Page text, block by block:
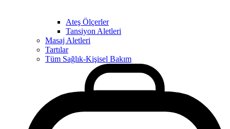
Ateş Ölçerler
Tansiyon Aletleri
Masaj Aletleri
Tartılar
Tüm Sağlık-Kişisel Bakım